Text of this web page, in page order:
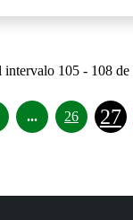
105 - 108 de
... Páginas
26 27